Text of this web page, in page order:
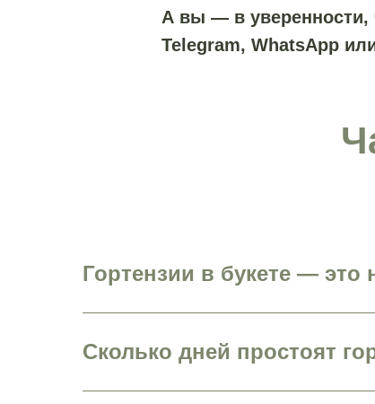
А вы — в
Telegram, WhatsApp
Гортензии в букете — это
Сколько дней простоят